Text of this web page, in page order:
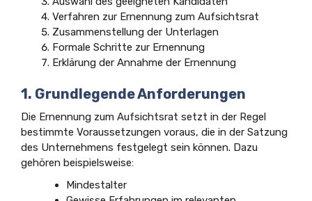
Verfahren zur Ernennung zum Aufsichtsrat
Zusammenstellung der Unterlagen
Formale Schritte zur Ernennung
Erklärung der Annahme der Ernennung
1. Grundlegende Anforderungen
Die Ernennung zum Aufsichtsrat setzt in der Regel
bestimmte Voraussetzungen voraus, die in der Satzung
des Unternehmens festgelegt sein können. Dazu
gehören beispielsweise:
Mindestalter